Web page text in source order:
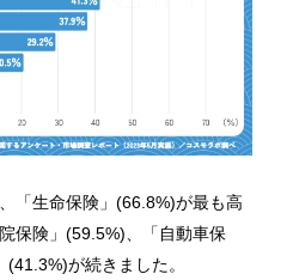
「生命保険」(66.8%)が最も高
保険」(59.5%)、「自動車保
が続きました。